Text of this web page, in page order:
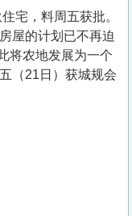
宅，料周五获批。
屋的计划已不再迫
将农地发展为一个
（21日）获城规会